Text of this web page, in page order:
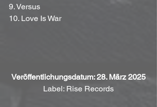
9. Versus
10. Love Is War
Veröffentlichungsdatum: 28. März 2025
Label: Rise Records